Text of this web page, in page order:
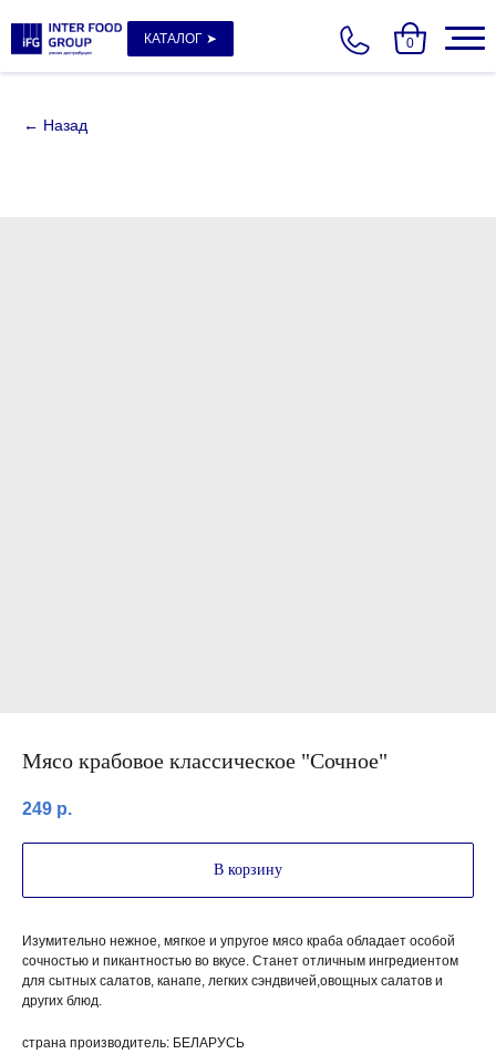
КАТАЛОГ ➤ 0
Мясо крабовое классическое "Сочное"
249 р.
В корзину
Изумительно нежное, мягкое и упругое мясо краба обладает особой
сочностью и пикантностью во вкусе. Станет отличным ингредиентом
для сытных салатов, канапе, легких сэндвичей,овощных салатов и
других блюд.
страна производитель: БЕЛАРУСЬ